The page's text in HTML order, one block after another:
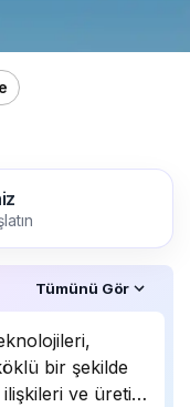
Tümünü Gör
bir şekilde
ve üretim